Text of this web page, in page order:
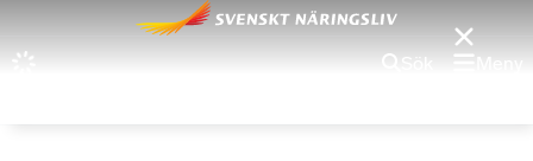
Sök Meny